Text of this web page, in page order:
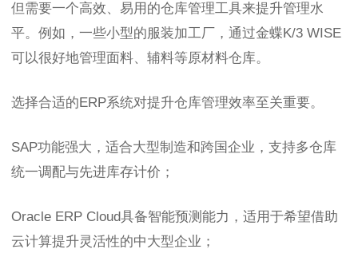
但需要一个高效、易用的仓库管理工具来提升管理水
平。例如，一些小型的服装加工厂，通过金蝶K/3 WISE
可以很好地管理面料、辅料等原材料仓库。
选择合适的ERP系统对提升仓库管理效率至关重要。
SAP功能强大，适合大型制造和跨国企业，支持多仓库
统一调配与先进库存计价；
Oracle ERP Cloud具备智能预测能力，适用于希望借助
云计算提升灵活性的中大型企业；